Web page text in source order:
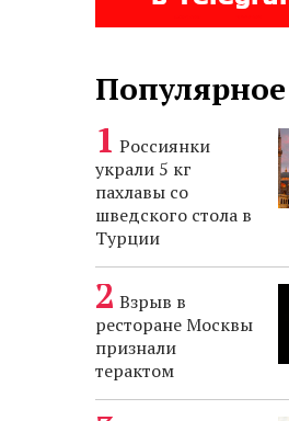
Популярное
Россиянки
украли 5 кг
пахлавы со
шведского стола в
Турции
Взрыв в
ресторане Москвы
признали
терактом